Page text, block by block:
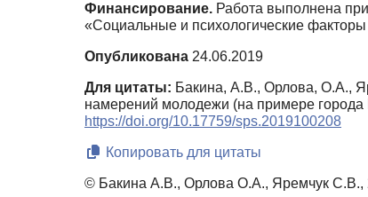
Финансирование. Работа выполнена
«Социальные и психологические
Опубликована 24.06.2019
Для цитаты: Бакина, А.В., Орлова, О.А.,
намерений молодежи (на примере
https://doi.org/10.17759/sps.2019100208
Копировать для цитаты
© Бакина А.В., Орлова О.А., Яремчук С.В.,